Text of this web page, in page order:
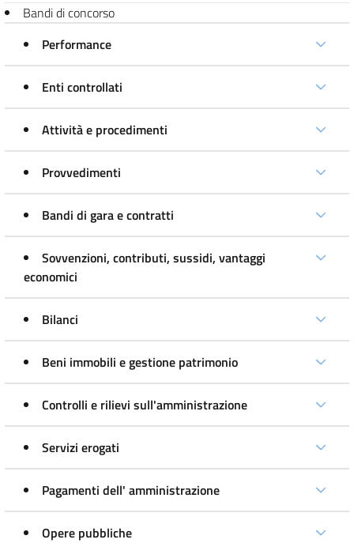
Bandi di concorso
Performance
Enti controllati
Attività e procedimenti
Provvedimenti
Bandi di gara e contratti
Sovvenzioni, contributi, sussidi, vantaggi
economici
Bilanci
Beni immobili e gestione patrimonio
Controlli e rilievi sull'amministrazione
Servizi erogati
Pagamenti dell' amministrazione
Opere pubbliche